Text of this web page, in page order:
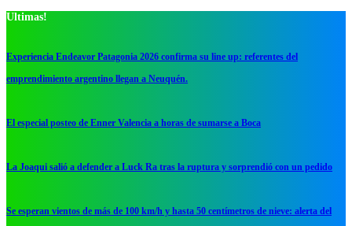
Ultimas!
Experiencia Endeavor Patagonia 2026 confirma su line up: referentes del
emprendimiento argentino llegan a Neuquén.
El especial posteo de Enner Valencia a horas de sumarse a Boca
La Joaqui salió a defender a Luck Ra tras la ruptura y sorprendió con un pedido
Se esperan vientos de más de 100 km/h y hasta 50 centímetros de nieve: alerta del